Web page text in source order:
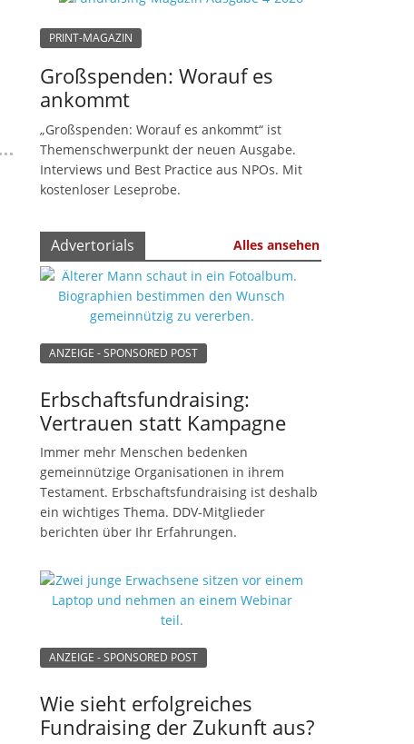
PRINT-MAGAZIN
Großspenden: Worauf es
ankommt
„Großspenden: Worauf es ankommt“ ist
Themenschwerpunkt der neuen Ausgabe.
Interviews und Best Practice aus NPOs. Mit
kostenloser Leseprobe.
Advertorials Alles ansehen
ANZEIGE - SPONSORED POST
Erbschaftsfundraising:
Vertrauen statt Kampagne
Immer mehr Menschen bedenken
gemeinnützige Organisationen in ihrem
Testament. Erbschaftsfundraising ist deshalb
ein wichtiges Thema. DDV-Mitglieder
berichten über Ihr Erfahrungen.
ANZEIGE - SPONSORED POST
Wie sieht erfolgreiches
Fundraising der Zukunft aus?